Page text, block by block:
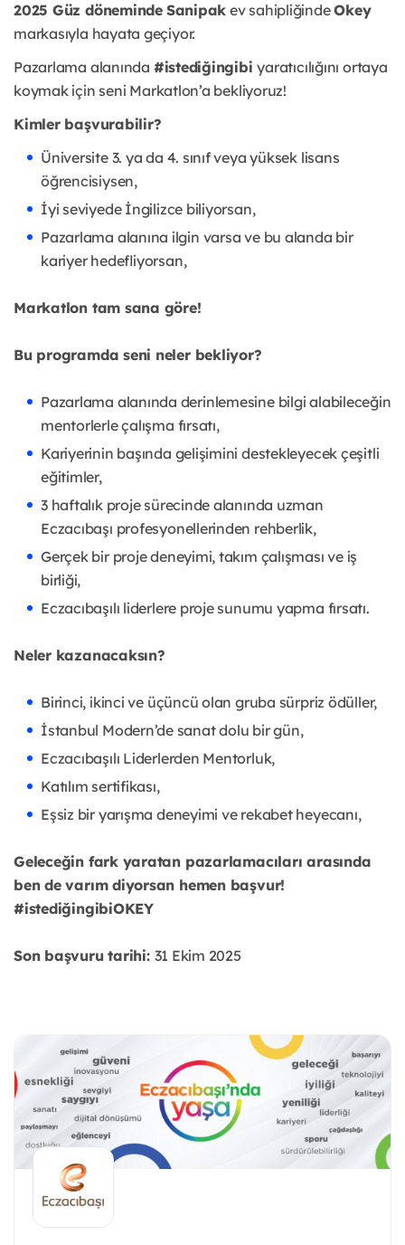
2025 Güz döneminde Sanipak ev sahipliğindeOkey
markasıyla hayata geçiyor.
Pazarlama alanında #istediğingibiyaratıcılığını ortaya
koymak için seni Markatlon’a bekliyoruz!
Kimler başvurabilir?
Üniversite 3. ya da 4. sınıf veya yüksek lisans
öğrencisiysen,
İyi seviyede İngilizce biliyorsan,
Pazarlama alanına ilgin varsa ve bu alanda bir
kariyer hedefliyorsan,
Markatlon tam sana göre!
Bu programda seni neler bekliyor?
Pazarlama alanında derinlemesine bilgi alabileceğin
mentorlerle çalışma fırsatı,
Kariyerinin başında gelişimini destekleyecek çeşitli
eğitimler,
3 haftalık proje sürecinde alanında uzman
Eczacıbaşı profesyonellerinden rehberlik,
Gerçek bir proje deneyimi, takım çalışması ve iş
birliği,
Eczacıbaşılı liderlere proje sunumu yapma fırsatı.
Neler kazanacaksın?
Birinci, ikinci ve üçüncü olan gruba sürpriz ödüller,
İstanbul Modern’de sanat dolu bir gün,
Eczacıbaşılı Liderlerden Mentorluk,
Katılım sertifikası,
Eşsiz bir yarışma deneyimi ve rekabet heyecanı,
Geleceğin fark yaratan pazarlamacıları arasında
ben de varım diyorsan hemen başvur!
#istediğingibiOKEY
Son başvuru tarihi: 31 Ekim 2025